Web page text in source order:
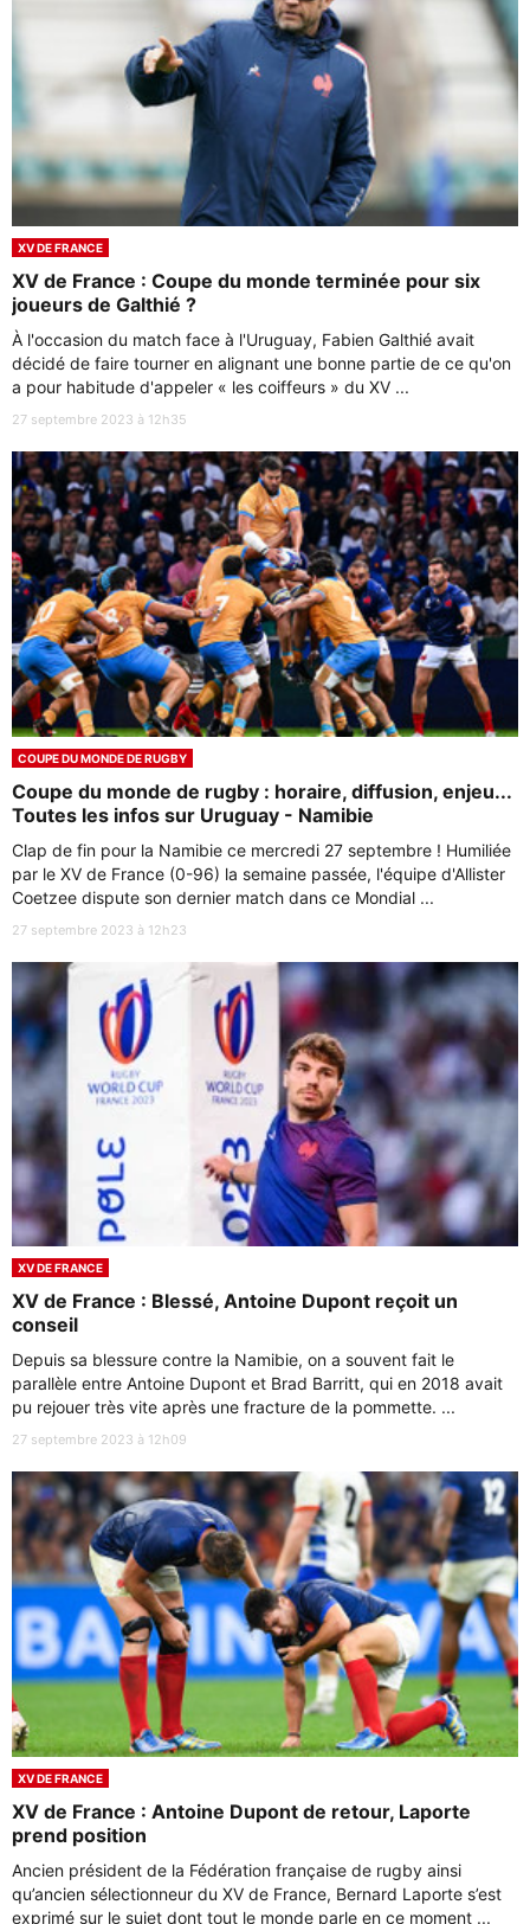
XV DE FRANCE
XV de France : Coupe du monde terminée pour six
joueurs de Galthié ?
À l'occasion du match face à l'Uruguay, Fabien Galthié avait
décidé de faire tourner en alignant une bonne partie de ce qu'on
a pour habitude d'appeler « les coiffeurs » du XV ...
27 septembre 2023 à 12h35
COUPE DU MONDE DE RUGBY
Coupe du monde de rugby : horaire, diffusion, enjeu...
Toutes les infos sur Uruguay - Namibie
Clap de fin pour la Namibie ce mercredi 27 septembre ! Humiliée
par le XV de France (0-96) la semaine passée, l'équipe d'Allister
Coetzee dispute son dernier match dans ce Mondial ...
27 septembre 2023 à 12h23
XV DE FRANCE
XV de France : Blessé, Antoine Dupont reçoit un
conseil
Depuis sa blessure contre la Namibie, on a souvent fait le
parallèle entre Antoine Dupont et Brad Barritt, qui en 2018 avait
pu rejouer très vite après une fracture de la pommette. ...
27 septembre 2023 à 12h09
XV DE FRANCE
XV de France : Antoine Dupont de retour, Laporte
prend position
Ancien président de la Fédération française de rugby ainsi
qu’ancien sélectionneur du XV de France, Bernard Laporte s’est
exprimé sur le sujet dont tout le monde parle en ce moment ...